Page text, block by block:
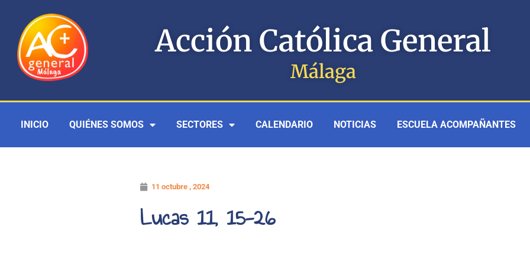
contenido
Acción Católica General
Málaga
INICIO QUIÉNES SOMOS SECTORES CALENDARIO NOTICIAS ESCUELA ACOMPAÑANTES
11 octubre , 2024
Lucas 11, 15-26